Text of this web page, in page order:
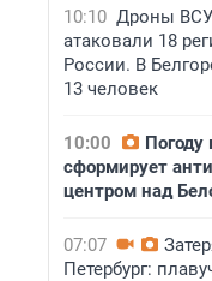
10:10 Дроны
атаковали 18
России. В
13 человек
10:00
Погоду
сформирует
центром над
07:07
Петербург: